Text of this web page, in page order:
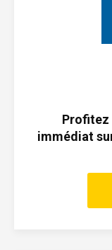
Profitez
immédiat